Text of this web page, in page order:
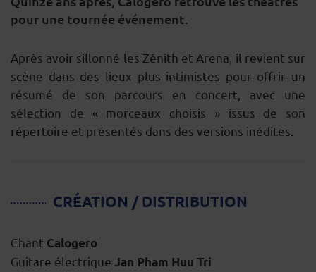
pour une tournée événement.
DESCRIPTION
Après avoir sillonné les Zénith et Arena, il revient sur
scène dans des lieux plus intimistes pour offrir un
résumé de son parcours en concert, avec une
sélection de « morceaux choisis » issus de son
répertoire et présentés dans des versions inédites.
CRÉATION / DISTRIBUTION
Chant Calogero
Guitare électrique Jan Pham Huu Tri